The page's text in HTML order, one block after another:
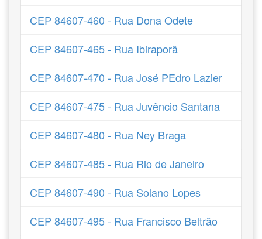
CEP 84607-460 - Rua Dona Odete
CEP 84607-465 - Rua Ibiraporã
CEP 84607-470 - Rua José PEdro Lazier
CEP 84607-475 - Rua Juvêncio Santana
CEP 84607-480 - Rua Ney Braga
CEP 84607-485 - Rua Rio de Janeiro
CEP 84607-490 - Rua Solano Lopes
CEP 84607-495 - Rua Francisco Beltrão